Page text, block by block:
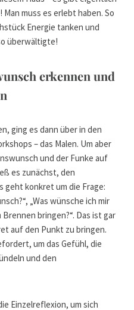
muss es erlebt haben. So
Energie tanken und
überwältigte!
erkennen und
ging es dann über in den
– das Malen. Um aber
und der Funke auf
es zunächst, den
geht konkret um die Frage:
„Was wünsche ich mir
Brennen bringen?“. Das ist gar
auf den Punkt zu bringen.
um das Gefühl, die
und den
Einzelreflexion, um sich